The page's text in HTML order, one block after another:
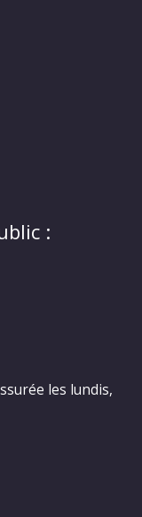
:
les lundis,